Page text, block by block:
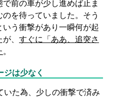
前の車が少し進めば止ま
を待っていました。そう
う衝撃があり一瞬何が起
、 すぐに「ああ、追突さ
。
は少なく
た為、少しの衝撃で済み